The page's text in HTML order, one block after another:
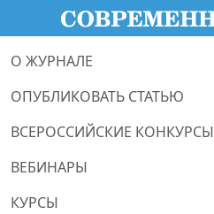
О ЖУРНАЛЕ
ОПУБЛИКОВАТЬ СТАТЬЮ
ВСЕРОССИЙСКИЕ КОНКУРСЫ
ВЕБИНАРЫ
КУРСЫ